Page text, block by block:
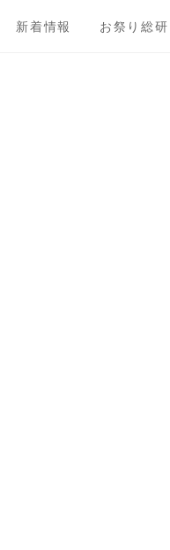
新着情報 お祭り総研